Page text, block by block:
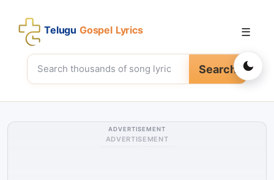
Telugu Gospel Lyrics
Search
☰
ADVERTISEMENT
ADVERTISEMENT